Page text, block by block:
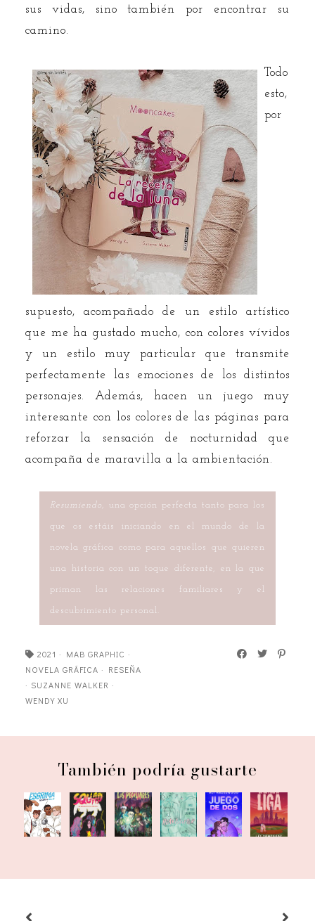
sus vidas, sino también por encontrar su
camino.
Todo
esto,
por
supuesto, acompañado de un estilo artístico
que me ha gustado mucho, con colores vívidos
y un estilo muy particular que transmite
perfectamente las emociones de los distintos
personajes. Además, hacen un juego muy
interesante con los colores de las páginas para
reforzar la sensación de nocturnidad que
acompaña de maravilla a la ambientación.
Resumiendo, una opción perfecta tanto para los
que os estáis iniciando en el mundo de la
novela gráfica como para aquellos que quieren
una historia con un toque diferente, en la que
priman las relaciones familiares y el
descubrimiento personal.
2021 · MAB GRAPHIC ·
NOVELA GRÁFICA · RESEÑA
· SUZANNE WALKER ·
WENDY XU
También podría gustarte
Escuela
de
Squad. El
escuadrón
Los
peculiares
Hearstopper
1. Dos chicos
Juego
de dos
En su
propia